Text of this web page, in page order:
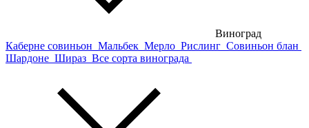
Виноград
Каберне совиньон Мальбек Мерло Рислинг Совиньон блан
Шардоне Шираз Все сорта винограда